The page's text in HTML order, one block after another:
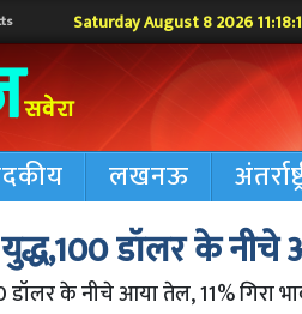
Saturday August 8 2026
लखनऊ
डॉलर के नीचे
डॉलर के नीचे आया तेल, 11% गिरा